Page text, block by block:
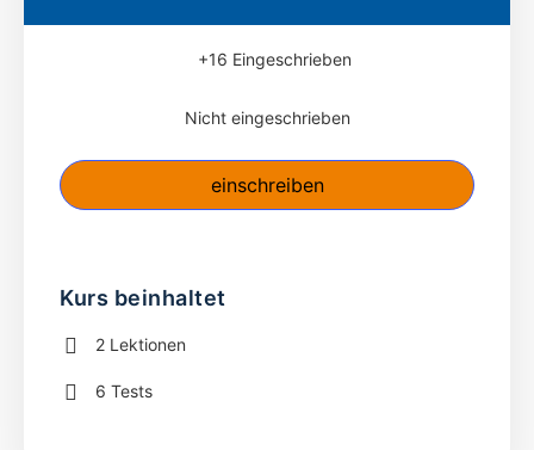
+16 Eingeschrieben
Nicht eingeschrieben
Kurs beinhaltet
2 Lektionen
6 Tests